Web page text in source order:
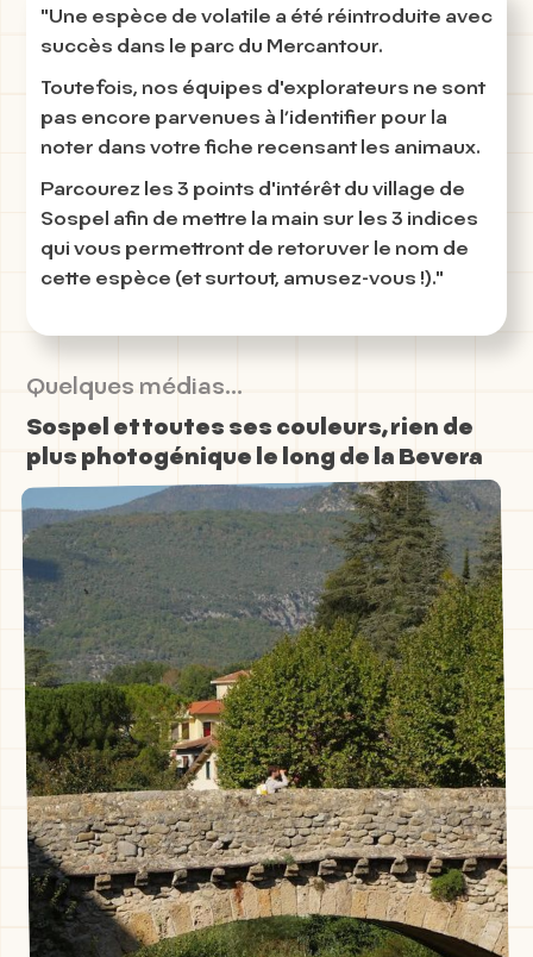
"Une espèce de volatile a été réintroduite avec
succès dans le parc du Mercantour.
Toutefois, nos équipes d'explorateurs ne sont
pas encore parvenues à l’identifier pour la
noter dans votre fiche recensant les animaux.
Parcourez les 3 points d'intérêt du village de
Sospel afin de mettre la main sur les 3 indices
qui vous permettront de retoruver le nom de
cette espèce (et surtout, amusez-vous !)."
Quelques médias...
Sospel et toutes ses couleurs, rien de
plus photogénique le long de la Bevera